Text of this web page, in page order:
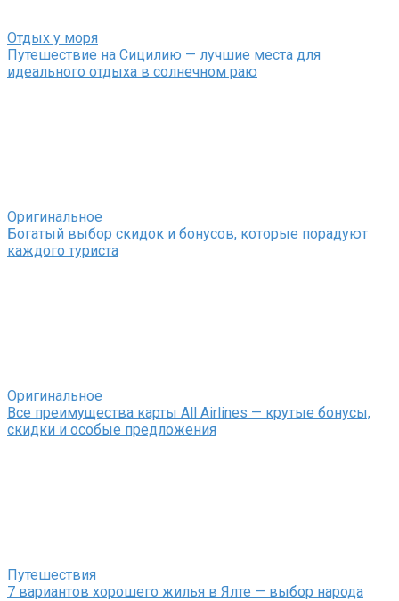
Отдых у моря
Путешествие на Сицилию — лучшие места для
идеального отдыха в солнечном раю
Оригинальное
Богатый выбор скидок и бонусов, которые порадуют
каждого туриста
Оригинальное
Все преимущества карты All Airlines — крутые бонусы,
скидки и особые предложения
Путешествия
7 вариантов хорошего жилья в Ялте — выбор народа